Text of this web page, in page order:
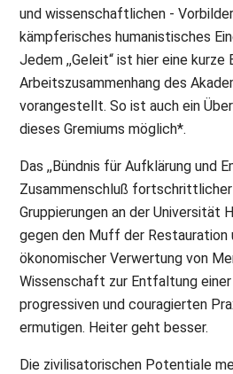
und wissenschaftlichen -
kämpferisches humanistisches
Jedem ,,Geleit“ ist hier eine kurze
Arbeitszusammenhang des
vorangestellt. So ist auch ein
dieses Gremiums möglich*.
Das ,,Bündnis für Aufklärung und
Zusammenschluß
Gruppierungen an der Universität
gegen den Muff der Restauration
ökonomischer Verwertung von
Wissenschaft zur Entfaltung
progressiven und couragierten
ermutigen. Heiter geht besser.
Die zivilisatorischen Potentiale